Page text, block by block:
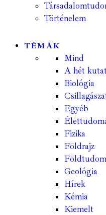
Történelem
TÉMÁK
Mind
A hét
Biológia
Egyéb
Fizika
Földrajz
Geológia
Hírek
Kémia
Kiemelt